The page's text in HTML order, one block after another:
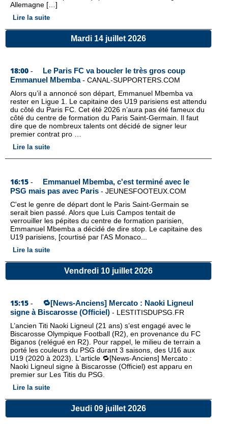
Allemagne […]
Lire la suite
Mardi 14 juillet 2026
18:00 -
Le Paris FC va boucler le très gros coup
Emmanuel Mbemba- CANAL-SUPPORTERS.COM
Alors qu’il a annoncé son départ, Emmanuel Mbemba va
rester en Ligue 1. Le capitaine des U19 parisiens est attendu
du côté du Paris FC. Cet été 2026 n’aura pas été fameux du
côté du centre de formation du Paris Saint-Germain. Il faut
dire que de nombreux talents ont décidé de signer leur
premier contrat pro …
Lire la suite
16:15 -
Emmanuel Mbemba, c'est terminé avec le
PSG mais pas avec Paris - JEUNESFOOTEUX.COM
C'est le genre de départ dont le Paris Saint-Germain se
serait bien passé. Alors que Luis Campos tentait de
verrouiller les pépites du centre de formation parisien,
Emmanuel Mbemba a décidé de dire stop. Le capitaine des
U19 parisiens, [courtisé par l'AS Monaco...
Lire la suite
Vendredi 10 juillet 2026
15:15 -
🔁[News-Anciens] Mercato : Naoki Ligneul
signe à Biscarosse (Officiel) - LESTITISDUPSG.FR
L’ancien Titi Naoki Ligneul (21 ans) s’est engagé avec le
Biscarosse Olympique Football (R2), en provenance du FC
Biganos (relégué en R2). Pour rappel, le milieu de terrain a
porté les couleurs du PSG durant 3 saisons, des U16 aux
U19 (2020 à 2023). L'article 🔁[News-Anciens] Mercato :
Naoki Ligneul signe à Biscarosse (Officiel) est apparu en
premier sur Les Titis du PSG.
Lire la suite
Jeudi 09 juillet 2026